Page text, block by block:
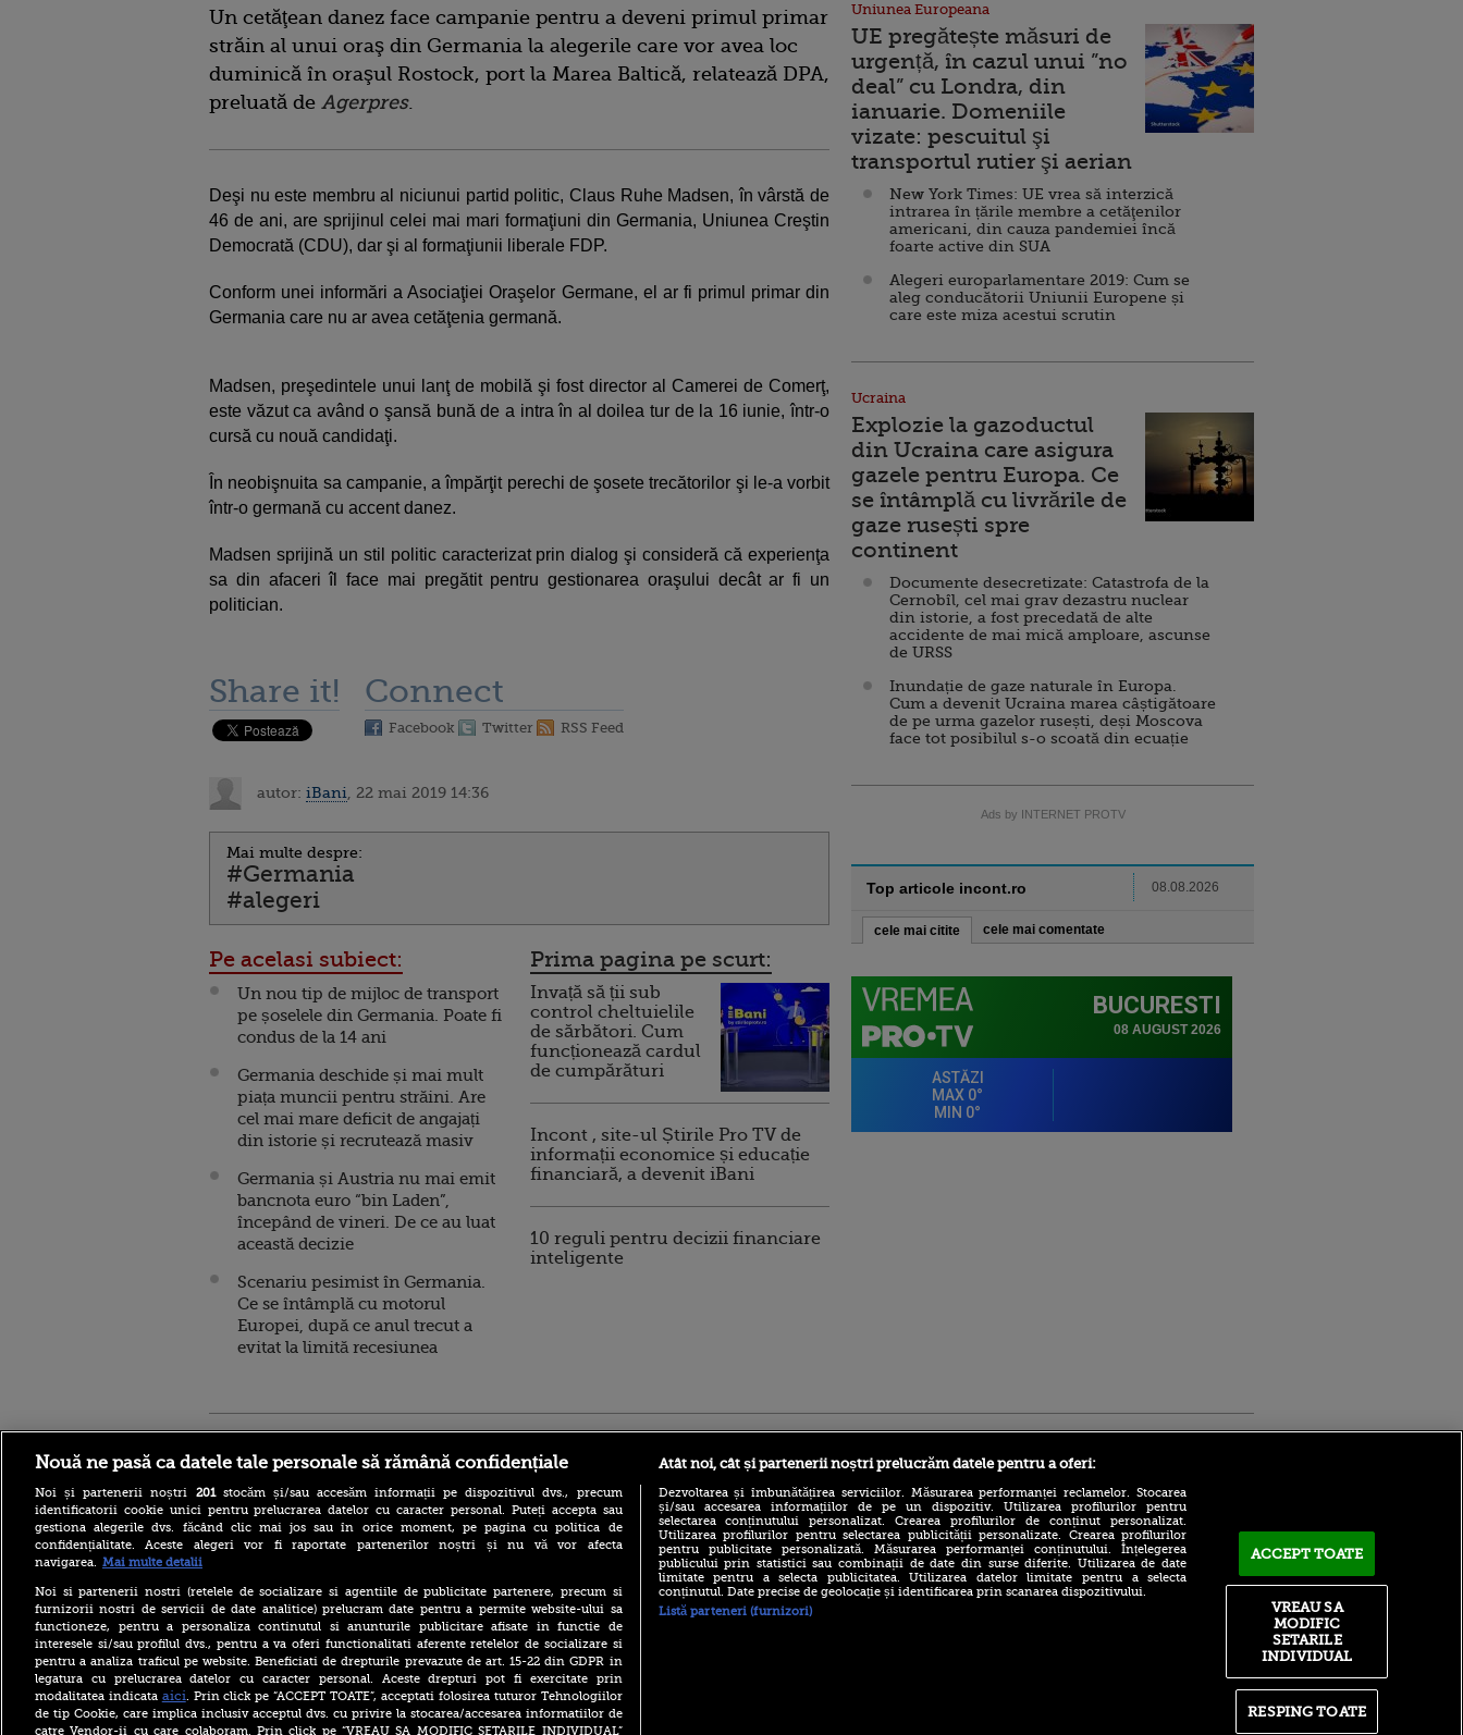
Un cetăţean danez face campanie pentru a deveni primul primar
străin al unui oraş din Germania la alegerile care vor avea loc
duminică în oraşul Rostock, port la Marea Baltică, relatează DPA,
preluată de Agerpres.
Deşi nu este membru al niciunui partid politic, Claus Ruhe Madsen, în vârstă de
46 de ani, are sprijinul celei mai mari formaţiuni din Germania, Uniunea Creştin
Democrată (CDU), dar şi al formaţiunii liberale FDP.
Conform unei informări a Asociaţiei Oraşelor Germane, el ar fi primul primar din
Germania care nu ar avea cetăţenia germană.
Madsen, preşedintele unui lanţ de mobilă şi fost director al Camerei de Comerţ,
este văzut ca având o şansă bună de a intra în al doilea tur de la 16 iunie, într-o
cursă cu nouă candidaţi.
În neobişnuita sa campanie, a împărţit perechi de şosete trecătorilor şi le-a vorbit
într-o germană cu accent danez.
Madsen sprijină un stil politic caracterizat prin dialog şi consideră că experienţa
sa din afaceri îl face mai pregătit pentru gestionarea oraşului decât ar fi un
politician.
Share it! Connect
Facebook Twitter RSS Feed
autor: iBani , 22 mai 2019 14:36
Mai multe despre:
#Germania
#alegeri
Pe acelasi subiect:
Un nou tip de mijloc de transport
pe șoselele din Germania. Poate fi
condus de la 14 ani
Germania deschide și mai mult
piața muncii pentru străini. Are
cel mai mare deficit de angajați
din istorie și recrutează masiv
Germania și Austria nu mai emit
bancnota euro “bin Laden”,
începând de vineri. De ce au luat
această decizie
Scenariu pesimist în Germania.
Ce se întâmplă cu motorul
Europei, după ce anul trecut a
evitat la limită recesiunea
Prima pagina pe scurt:
Invață să ții sub
control cheltuielile
de sărbători. Cum
funcționează cardul
de cumpărături
Incont , site-ul Știrile Pro TV de
informații economice și educație
financiară, a devenit iBani
10 reguli pentru decizii financiare
inteligente
Uniunea Europeana
UE pregătește măsuri de
urgență, în cazul unui ”no
deal” cu Londra, din
ianuarie. Domeniile
vizate: pescuitul şi
transportul rutier şi aerian
New York Times: UE vrea să interzică
intrarea în țările membre a cetăţenilor
americani, din cauza pandemiei încă
foarte active din SUA
Alegeri europarlamentare 2019: Cum se
aleg conducătorii Uniunii Europene și
care este miza acestui scrutin
Ucraina
Explozie la gazoductul
din Ucraina care asigura
gazele pentru Europa. Ce
se întâmplă cu livrările de
gaze rusești spre
continent
Documente desecretizate: Catastrofa de la
Cernobîl, cel mai grav dezastru nuclear
din istorie, a fost precedată de alte
accidente de mai mică amploare, ascunse
de URSS
Inundație de gaze naturale în Europa.
Cum a devenit Ucraina marea câștigătoare
de pe urma gazelor rusești, deși Moscova
face tot posibilul s-o scoată din ecuație
Ads by INTERNET PROTV
Top articole incont.ro 08.08.2026
cele mai citite cele mai comentate
pisicilor vineri. Care sunt
beneficiile felinelor pentru
sănătatea noastră
Horoscop săptămâna 10-16
august 2026. Zodia care are
parte de o schimbare
radicală
Dunărea rămâne la
(P) Descoperă Lumea
Evenimentelor din România
Zuffa Boxing 10, ASTĂZI,
MERCATO ANGLIA 2026 |
Vezi aici toate mutările verii
Nouă ne pasă ca datele tale personale să rămână confidențiale
Noi și partenerii noștri 201stocăm și/sau accesăm informații pe dispozitivul dvs., precum
identificatorii cookie unici pentru prelucrarea datelor cu caracter personal. Puteți accepta sau
gestiona alegerile dvs. făcând clic mai jos sau în orice moment, pe pagina cu politica de
confidențialitate. Aceste alegeri vor fi raportate partenerilor noștri și nu vă vor afecta
navigarea. Mai multe detalii
Noi si partenerii nostri (retelele de socializare si agentiile de publicitate partenere, precum si
furnizorii nostri de servicii de date analitice) prelucram date pentru a permite website-ului sa
functioneze, pentru a personaliza continutul si anunturile publicitare afisate in functie de
interesele si/sau profilul dvs., pentru a va oferi functionalitati aferente retelelor de socializare si
pentru a analiza traficul pe website. Beneficiati de drepturile prevazute de art. 15-22 din GDPR in
legatura cu prelucrarea datelor cu caracter personal. Aceste drepturi pot fi exercitate prin
modalitatea indicata aici. Prin click pe “ACCEPT TOATE”, acceptati folosirea tuturor Tehnologiilor
de tip Cookie, care implica inclusiv acceptul dvs. cu privire la stocarea/accesarea informatiilor de
catre Vendor-ii cu care colaboram. Prin click pe “VREAU SA MODIFIC SETARILE INDIVIDUAL”
Atât noi, cât și partenerii noștri prelucrăm datele pentru a oferi:
Dezvoltarea și îmbunătățirea serviciilor. Măsurarea performanței reclamelor. Stocarea
și/sau accesarea informațiilor de pe un dispozitiv. Utilizarea profilurilor pentru
selectarea conținutului personalizat. Crearea profilurilor de conținut personalizat.
Utilizarea profilurilor pentru selectarea publicității personalizate. Crearea profilurilor
pentru publicitate personalizată. Măsurarea performanței conținutului. Înțelegerea
publicului prin statistici sau combinații de date din surse diferite. Utilizarea de date
limitate pentru a selecta publicitatea. Utilizarea datelor limitate pentru a selecta
conținutul. Date precise de geolocație și identificarea prin scanarea dispozitivului.
Listă parteneri (furnizori)
ACCEPT TOATE
RESPING TOATE
VREAU SA
MODIFIC
SETARILE
INDIVIDUAL